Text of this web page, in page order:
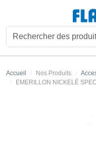
Accueil Nos Produits
EMERILLON NICKELÉ